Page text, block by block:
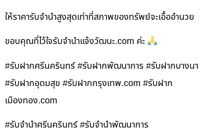
ให้ราคารับจำนำสูงสุดเท่าที่สภาพของทรัพย์จะเอื้ออำนวย
ขอบคุณที่ไว้ใจรับจำนำแจ้งวัฒนะ.com ค่ะ
#รับฝากศรีนครินทร์ #รับฝากพัฒนาการ #รับฝากบางนา
#รับฝากอุดมสุข #รับฝากกรุงเทพ.com #รับฝาก
เมืองทอง.com
#รับจำนำศรีนครินทร์ #รับจำนำพัฒนาการ